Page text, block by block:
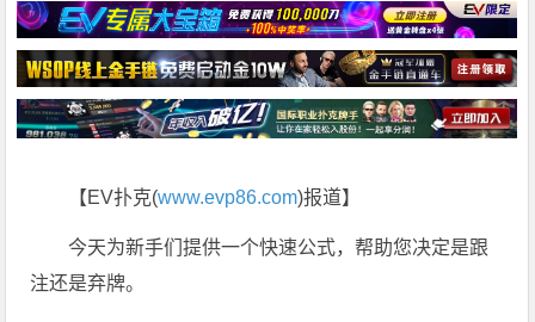
【EV扑克(www.evp86.com)报道】
今天为新手们提供一个快速公式，帮助您决定是跟
注还是弃牌。